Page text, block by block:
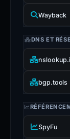
Wayback
DNS ET
bgp.tools
SpyFu